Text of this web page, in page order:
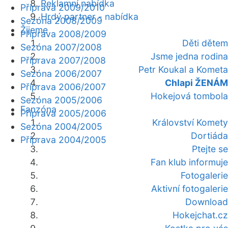
Reklamní nabídka
Hrdý partner - nabídka
Žijeme
Děti dětem
Jsme jedna rodina
Petr Koukal a Kometa
Chlapi ŽENÁM
Hokejová tombola
Fanzóna
Království Komety
Dortiáda
Ptejte se
Fan klub informuje
Fotogalerie
Aktivní fotogalerie
Download
Hokejchat.cz
Příprava 2009/2010
Sezóna 2008/2009
Příprava 2008/2009
Sezóna 2007/2008
Příprava 2007/2008
Sezóna 2006/2007
Příprava 2006/2007
Sezóna 2005/2006
Příprava 2005/2006
Sezóna 2004/2005
Příprava 2004/2005